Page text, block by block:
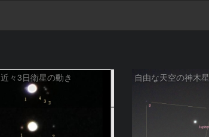
近々3日衛星の動き 自由な天空の神木星